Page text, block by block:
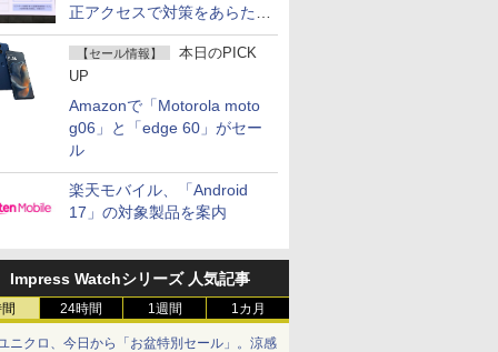
正アクセスで対策をあらため
て説明
【セール情報】
本日のPICK
UP
Amazonで「Motorola moto
g06」と「edge 60」がセー
ル
楽天モバイル、「Android
17」の対象製品を案内
Impress Watchシリーズ 人気記事
24時間 1週間 1カ月
ニクロ、今日から「お盆特別セール」。涼感